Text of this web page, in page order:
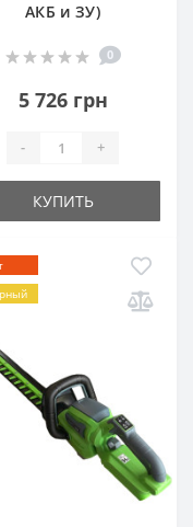
АКБ и ЗУ)
0
5 726 грн
- +
КУПИТЬ